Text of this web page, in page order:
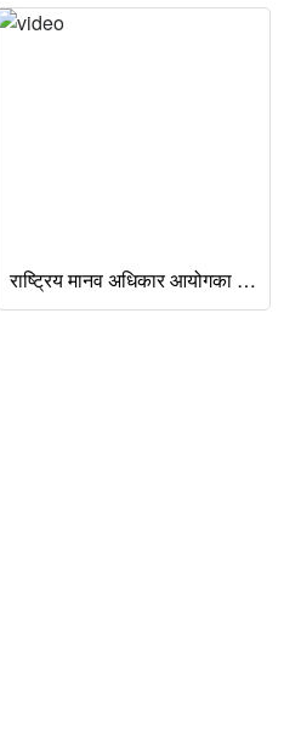
राष्ट्रिय मानव अधिकार आयोगका माननीय अध्यक्ष श्री तपबहादुर मगरले देशवासीका नाममा गर्नुभएको विशेष आह्वान